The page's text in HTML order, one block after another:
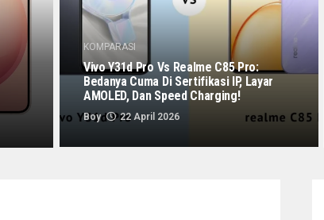
KOMPARASI
Vivo Y31d Pro Vs Realme C85 Pro:
Bedanya Cuma Di Sertifikasi IP, Layar
AMOLED, Dan Speed Charging!
Boy 22 April 2026